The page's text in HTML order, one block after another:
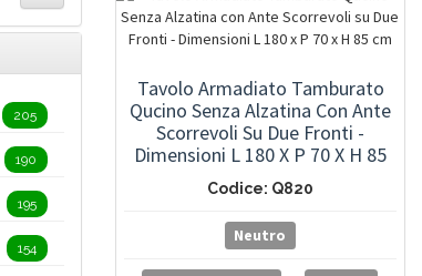
Tavolo Armadiato Tamburato
Qucino Senza Alzatina Con Ante
Scorrevoli Su Due Fronti -
Dimensioni L 180 X P 70 X H 85
Cm
Codice: Q820
Neutro
205
190
195
154